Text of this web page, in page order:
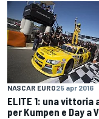
NASCAR EURO25 apr 2016
ELITE 1: una vittoria
per Kumpen e Day a